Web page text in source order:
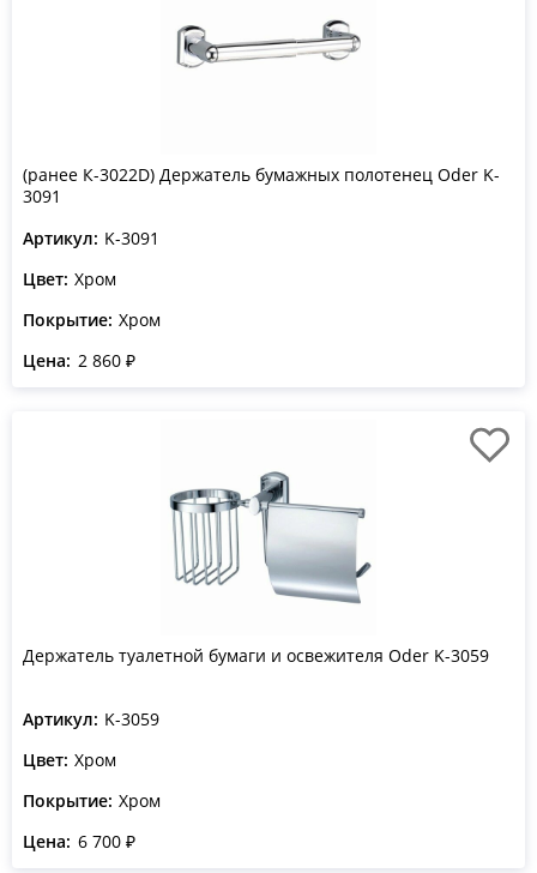
(ранее К-3022D) Держатель бумажных полотенец Oder K-
3091
Артикул: K-3091
Цвет: Хром
Покрытие: Хром
Цена: 2 860 ₽
Держатель туалетной бумаги и освежителя Oder K-3059
Артикул: K-3059
Цвет: Хром
Покрытие: Хром
Цена: 6 700 ₽